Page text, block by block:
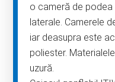
o cameră de
laterale. Camerele
iar deasupra este
poliester.
uzură.